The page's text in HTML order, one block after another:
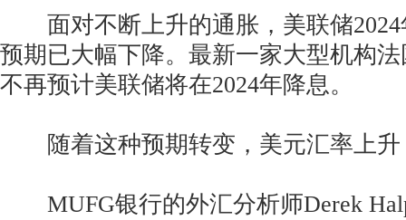
面对不断上升的通胀，美联储2024
预期已大幅下降。最新一家大型机构
不再预计美联储将在2024年降息。
随着这种预期转变，美元汇率上升
MUFG银行的外汇分析师Derek